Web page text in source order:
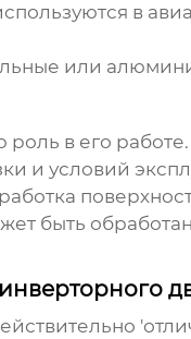
в
или
в его
и условий
быть